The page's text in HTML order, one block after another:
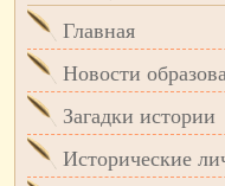
Главная
Новости
Загадки истории
Исторические